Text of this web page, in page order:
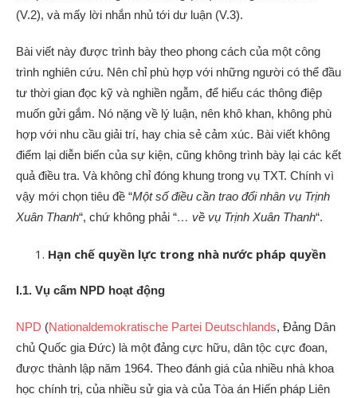
(V.2), và mấy lời nhắn nhủ tới dư luận (V.3).
Bài viết này được trình bày theo phong cách của một công
trình nghiên cứu. Nên chỉ phù hợp với những người có thể đầu
tư thời gian đọc kỹ và nghiền ngẫm, để hiểu các thông điệp
muốn gửi gắm. Nó nặng về lý luận, nên khô khan, không phù
hợp với nhu cầu giải trí, hay chia sẻ cảm xúc. Bài viết không
điểm lại diễn biến của sự kiện, cũng không trình bày lại các kết
quả điều tra. Và không chỉ đóng khung trong vụ TXT. Chính vì
vậy mới chọn tiêu đề “Một số điều cần trao đổi nhân vụ Trịnh
Xuân Thanh“, chứ không phải “… về vụ Trịnh Xuân Thanh“.
Hạn chế quyền lực trong nhà nước pháp quyền
I.1. Vụ cấm NPD hoạt động
NPD (Nationaldemokratische Partei Deutschlands, Đảng Dân
chủ Quốc gia Đức) là một đảng cực hữu, dân tộc cực đoan,
được thành lập năm 1964. Theo đánh giá của nhiều nhà khoa
học chính trị, của nhiều sử gia và của Tòa án Hiến pháp Liên